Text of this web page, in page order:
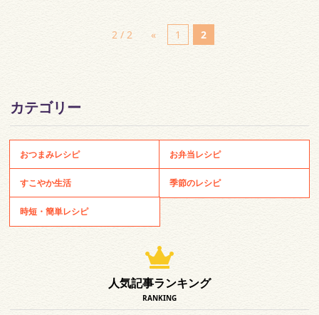
2 / 2 « 1 2
カテゴリー
おつまみレシピ お弁当レシピ
すこやか生活 季節のレシピ
時短・簡単レシピ
人気記事ランキング
RANKING